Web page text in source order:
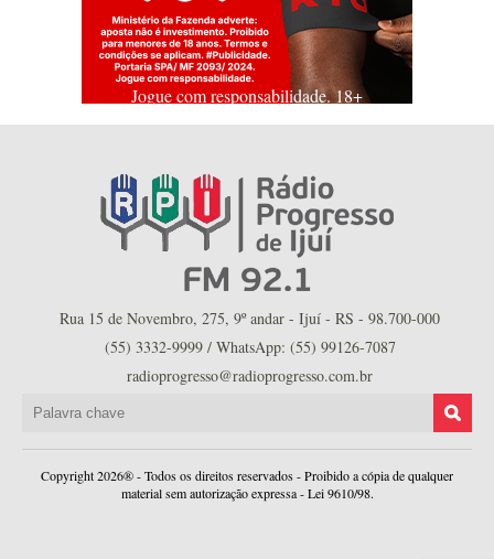
Jogue com responsabilidade. 18+
Rua 15 de Novembro, 275, 9º andar - Ijuí - RS - 98.700-000
(55) 3332-9999 / WhatsApp: (55) 99126-7087
radioprogresso@radioprogresso.com.br
Copyright 2026® - Todos os direitos reservados - Proibido a cópia de qualquer
material sem autorização expressa - Lei 9610/98.